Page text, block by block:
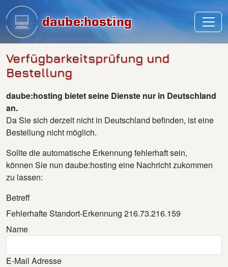
Verfügbarkeitsprüfung und
Bestellung
daube:hosting bietet seine Dienste nur in Deutschland
an.
Da Sie sich derzeit nicht in Deutschland befinden, ist eine
Bestellung nicht möglich.
Sollte die automatische Erkennung fehlerhaft sein,
können Sie nun daube:hosting eine Nachricht zukommen
zu lassen:
Betreff
Fehlerhafte Standort-Erkennung 216.73.216.159
Name
E-Mail Adresse